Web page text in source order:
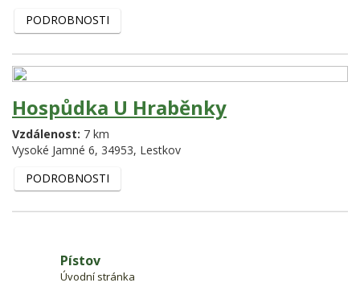
PODROBNOSTI
Hospůdka U Hraběnky
Vzdálenost: 7 km
Vysoké Jamné 6, 34953, Lestkov
PODROBNOSTI
Pístov
Úvodní stránka